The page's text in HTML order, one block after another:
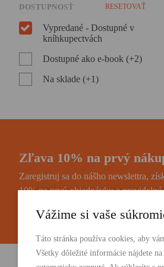
DOSTUPNOSŤ RESETOVAŤ
Vypredané - Dostupné v
kníhkupectvách
Dostupné ako e-book (+2)
Na sklade (+1)
Zľava 10% na prvý
Zaregistruj sa do nášho newslettra,
10% na prvú objednávku a
Vážime si vaše
Táto stránka používa cookies, aby
Všetky dôležité informácie nájdete